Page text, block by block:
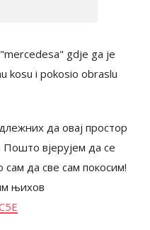
gdje ga je
kosu i pokosio obraslu
да овај простор
вјерујем да се
да све сам покосим!
њихов